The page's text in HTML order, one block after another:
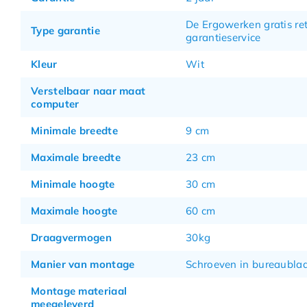
Type garantie
De Ergowerken gratis
garantieservice
Kleur Wit
Verstelbaar naar maat
computer
Minimale breedte 9 cm
Maximale breedte 23 cm
Minimale hoogte 30 cm
Maximale hoogte 60 cm
Draagvermogen 30kg
Manier van montage Schroeven in
Montage materiaal
meegeleverd